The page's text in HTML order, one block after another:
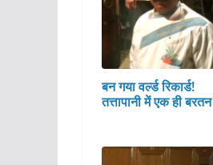
बन गया वर्ल्ड रिकार्ड!
तत्तापानी में एक ही